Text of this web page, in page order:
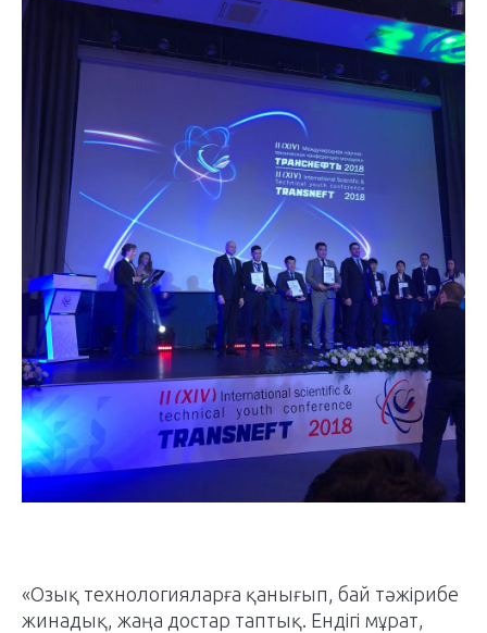
«Озық технологияларға қанығып, бай тәжірибе
жинадық, жаңа достар таптық. Ендігі мұрат,